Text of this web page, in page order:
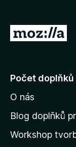
P
j
t
n
d
Počet doplňků
O nás
Blog doplňků
Workshop